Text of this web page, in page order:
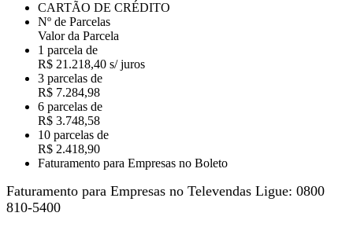
CARTÃO DE CRÉDITO
Nº de Parcelas
Valor da Parcela
1 parcela de
R$ 21.218,40 s/ juros
3 parcelas de
R$ 7.284,98
6 parcelas de
R$ 3.748,58
10 parcelas de
R$ 2.418,90
Faturamento para Empresas no Boleto
Faturamento para Empresas no Televendas Ligue: 0800
810-5400